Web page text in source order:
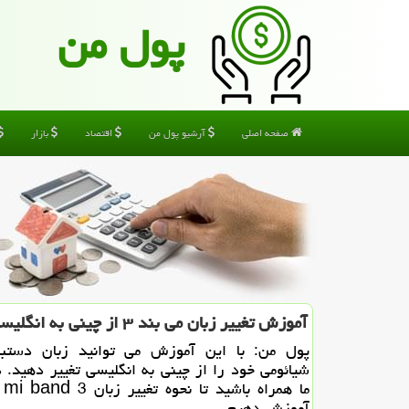
پول من
صفحه اصلی آرشیو پول من اقتصاد بازار
آموزش تغییر زبان می بند ۳ از چینی به انگلیسی
پول من: با این آموزش می توانید زبان
شیائومی خود را از چینی به انگلیسی تغییر دهید.